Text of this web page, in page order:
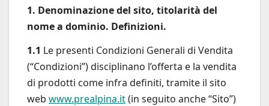
1. Denominazione del sito, titolarità del
nome a dominio. Definizioni.
1.1 Le presenti Condizioni Generali di Vendita
(“Condizioni”) disciplinano l’offerta e la vendita
di prodotti come infra definiti, tramite il sito
web www.prealpina.it(in seguito anche “Sito”)